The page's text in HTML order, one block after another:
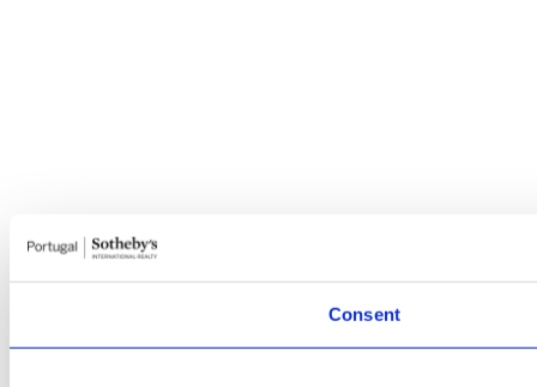
Consent